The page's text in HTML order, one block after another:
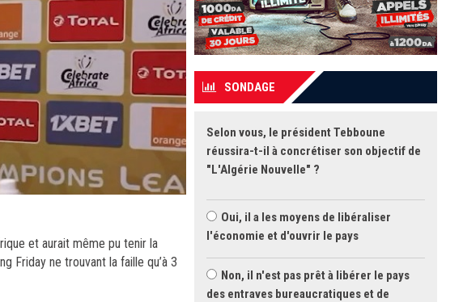
et aurait même pu tenir la
Friday ne trouvant la faille qu’à 3
SONDAGE
Selon vous, le président Tebboune
réussira-t-il à concrétiser son objectif de
"L'Algérie Nouvelle" ?
Oui, il a les moyens de libéraliser
l'économie et d'ouvrir le pays
Non, il n'est pas prêt à libérer le pays
des entraves bureaucratiques et de